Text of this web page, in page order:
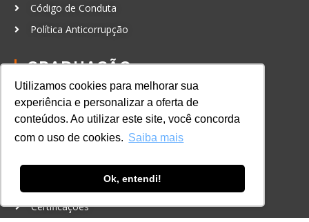
Utilizamos cookies para melhorar sua
experiência e personalizar a oferta de
conteúdos. Ao utilizar este site, você concorda
com o uso de cookies. Saiba mais
Ok, entendi!
Código de Conduta
Política Anticorrupção
GRADUAÇÃO
Autenticação de documentos
CURSOS, EVENTOS E
CERTIFICAÇÕES
Online
In Company
Certificações